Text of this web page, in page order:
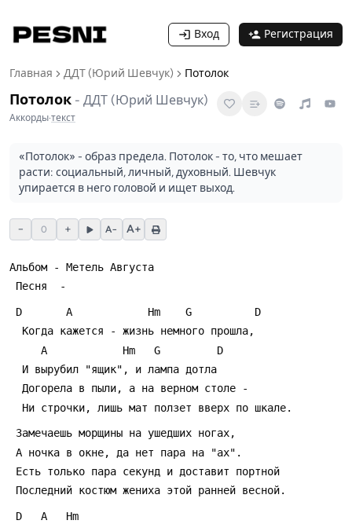
Вход Регистрация
Главная ДДТ (Юрий Шевчук) Потолок
Потолок - ДДТ (Юрий Шевчук)
Аккорды·текст
«Потолок» - образ предела. Потолок - то, что мешает
расти: социальный, личный, духовный. Шевчук
упирается в него головой и ищет выход.
− 0 + A− A+
Альбом - Метель Августа
Песня  -
D       A            Hm    G          D
  Когда кажется - жизнь немного прошла,
     A            Hm   G         D
  И вырубил "ящик", и лампа дотла
  Догорела в пыли, а на верном столе -
  Hи строчки, лишь мат ползет вверх по шкале.
Замечаешь морщины на ушедших ногах,
А ночка в окне, да нет пара на "ах".
Есть только пара секунд и доставит портной
Последний костюм жениха этой ранней весной.
D   A   Hm